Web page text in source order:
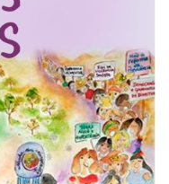
TikTok Whatsapp